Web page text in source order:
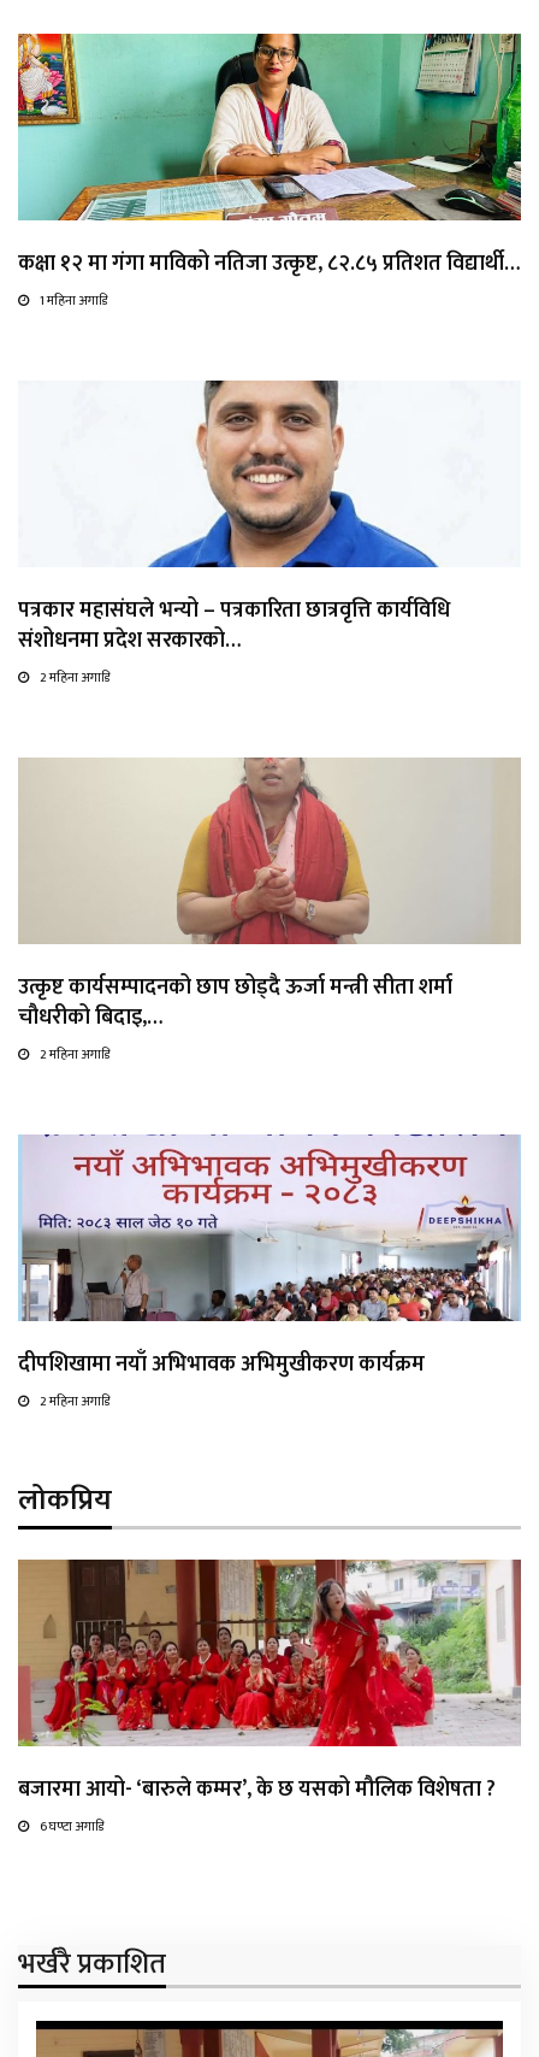
कक्षा १२ मा गंगा माविको नतिजा उत्कृष्ट, ८२.८५ प्रतिशत विद्यार्थी…
1 महिना अगाडि
पत्रकार महासंघले भन्यो – पत्रकारिता छात्रवृत्ति कार्यविधि
संशोधनमा प्रदेश सरकारको…
2 महिना अगाडि
उत्कृष्ट कार्यसम्पादनको छाप छोड्दै ऊर्जा मन्त्री सीता शर्मा
चौधरीको बिदाइ,…
2 महिना अगाडि
दीपशिखामा नयाँ अभिभावक अभिमुखीकरण कार्यक्रम
2 महिना अगाडि
लोकप्रिय
बजारमा आयो- ‘बारुले कम्मर’, के छ यसको मौलिक विशेषता ?
6 घण्टा अगाडि
भर्खरै प्रकाशित